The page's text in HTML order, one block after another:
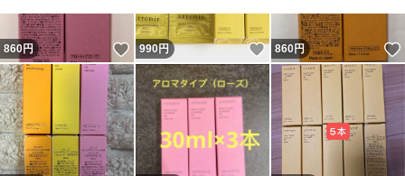
860円 いいね！
990円 いいね！
860円